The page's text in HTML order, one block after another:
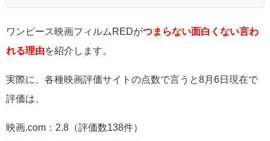
ワンピース映画フィルムREDがつまらない面白くない言わ
れる理由を紹介します。
実際に、各種映画評価サイトの点数で言うと8月6日現在で
評価は、
映画.com：2.8（評価数138件）